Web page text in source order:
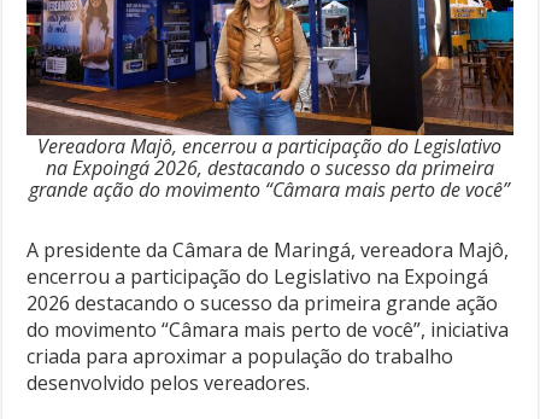
Vereadora Majô, encerrou a participação do Legislativo
na Expoingá 2026, destacando o sucesso da primeira
grande ação do movimento “Câmara mais perto de você”
A presidente da Câmara de Maringá, vereadora Majô,
encerrou a participação do Legislativo na Expoingá
2026 destacando o sucesso da primeira grande ação
do movimento “Câmara mais perto de você”, iniciativa
criada para aproximar a população do trabalho
desenvolvido pelos vereadores.